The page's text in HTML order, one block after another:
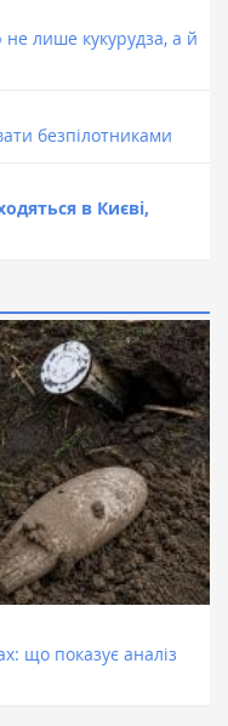
лише кукурудза, а й
безпілотниками
в Києві,
що показує аналіз